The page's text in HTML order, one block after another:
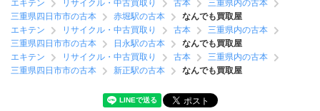
エキテン
リサイクル・中古買取り 古本
三重県内の古本
三重県四日市市の古本
赤堀駅の古本
なんでも買取屋
エキテン
リサイクル・中古買取り 古本
三重県内の古本
三重県四日市市の古本
日永駅の古本
なんでも買取屋
エキテン
リサイクル・中古買取り 古本
三重県内の古本
三重県四日市市の古本
新正駅の古本 なんでも買取屋